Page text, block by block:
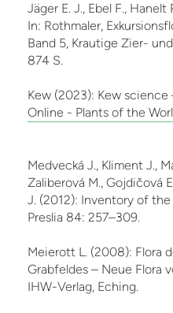
Jäger E. J., Ebel F., Hanelt
In: Rothmaler,
Band 5, Krautige Zier-
874 S.
Kew (2023): Kew science
Online - Plants of the
Medvecká J., Kliment J.,
Zaliberová M., Gojdičová
J. (2012): Inventory of
Preslia 84: 257–309.
Meierott L. (2008): Flora
Grabfeldes – Neue Flora
IHW-Verlag, Eching.